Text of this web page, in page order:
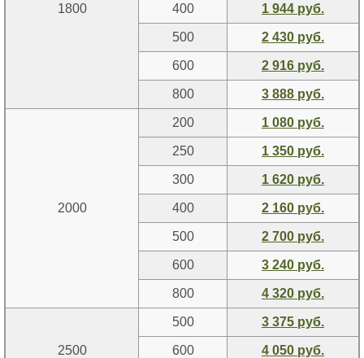
1800 400 1 944 руб.
500 2 430 руб.
600 2 916 руб.
800 3 888 руб.
2000
200 1 080 руб.
250 1 350 руб.
300 1 620 руб.
400 2 160 руб.
500 2 700 руб.
600 3 240 руб.
800 4 320 руб.
2500
500 3 375 руб.
600 4 050 руб.